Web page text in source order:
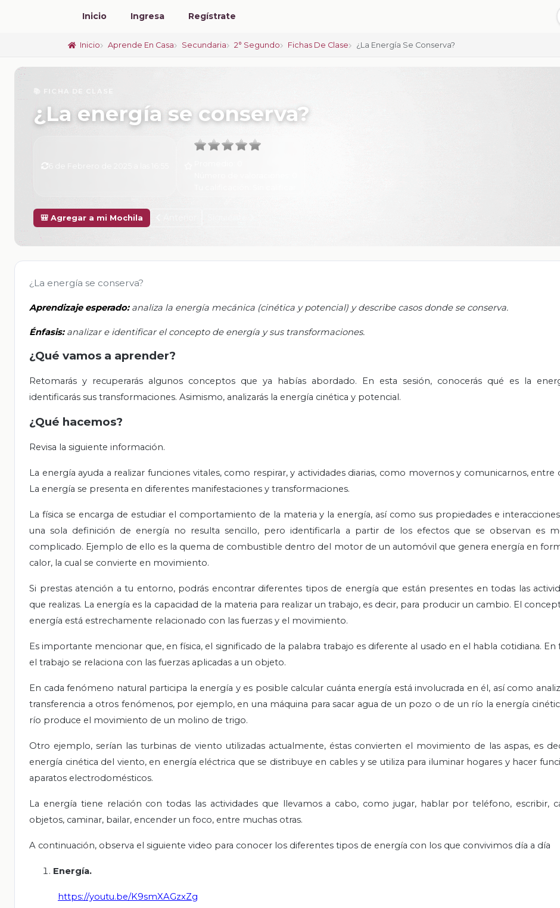
Inicio Ingresa Regístrate
Inicio Aprende En Casa Secundaria 2° Segundo Fichas De Clase ¿La Energía Se Conserva?
📚 FICHA DE CLASE
¿La energía se conserva?
🎒 Agregar a mi Mochila
¿La energía se conserva?
Aprendizaje esperado: analiza la energía mecánica (cinética y potencial) y describe casos donde se conserva.
Énfasis: analizar e identificar el concepto de energía y sus transformaciones.
¿Qué vamos a aprender?
Retomarás y recuperarás algunos conceptos que ya habías abordado. En esta sesión, conocerás qué es la
identificarás sus transformaciones. Asimismo, analizarás la energía cinética y potencial.
¿Qué hacemos?
Revisa la siguiente información.
La energía ayuda a realizar funciones vitales, como respirar, y actividades diarias, como movernos y comunicarnos, entre
La energía se presenta en diferentes manifestaciones y transformaciones.
La física se encarga de estudiar el comportamiento de la materia y la energía, así como sus propiedades e
una sola definición de energía no resulta sencillo, pero identificarla a partir de los efectos que se observan es
complicado. Ejemplo de ello es la quema de combustible dentro del motor de un automóvil que genera energía en
calor, la cual se convierte en movimiento.
Si prestas atención a tu entorno, podrás encontrar diferentes tipos de energía que están presentes en todas las
que realizas. La energía es la capacidad de la materia para realizar un trabajo, es decir, para producir un cambio. El
energía está estrechamente relacionado con las fuerzas y el movimiento.
Es importante mencionar que, en física, el significado de la palabra trabajo es diferente al usado en el habla cotidiana. En
el trabajo se relaciona con las fuerzas aplicadas a un objeto.
En cada fenómeno natural participa la energía y es posible calcular cuánta energía está involucrada en él, así como
transferencia a otros fenómenos, por ejemplo, en una máquina para sacar agua de un pozo o de un río la energía
río produce el movimiento de un molino de trigo.
Otro ejemplo, serían las turbinas de viento utilizadas actualmente, éstas convierten el movimiento de las aspas, es
energía cinética del viento, en energía eléctrica que se distribuye en cables y se utiliza para iluminar hogares y hacer
aparatos electrodomésticos.
La energía tiene relación con todas las actividades que llevamos a cabo, como jugar, hablar por teléfono, escribir,
objetos, caminar, bailar, encender un foco, entre muchas otras.
A continuación, observa el siguiente video para conocer los diferentes tipos de energía con los que convivimos día a día
Energía.
https://youtu.be/K9smXAGzxZg